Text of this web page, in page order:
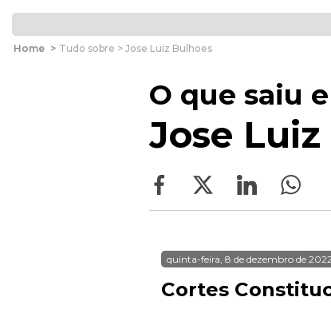
Home > Tudo sobre > Jose Luiz Bulhoes
O que saiu
Jose
quinta-feira, 8 de dezembro de
Cortes